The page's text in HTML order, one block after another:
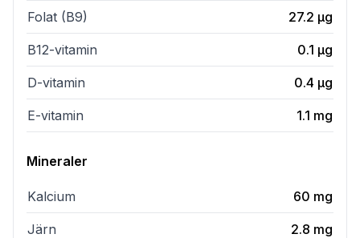
Folat (B9) 27.2 µg
B12-vitamin 0.1 µg
D-vitamin 0.4 µg
E-vitamin 1.1 mg
Mineraler
Kalcium 60 mg
Järn 2.8 mg